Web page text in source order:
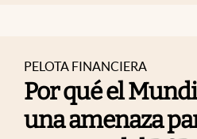
PELOTA FINANCIERA
Por qué el
una amenaza